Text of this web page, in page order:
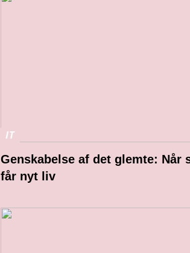
IT
Genskabelse af det glemte: Når
får nyt liv